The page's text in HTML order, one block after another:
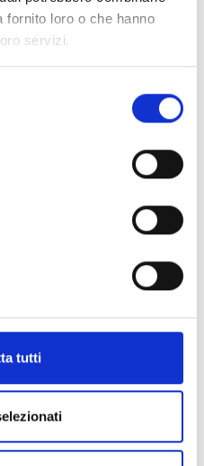
fornito loro o che hanno
servizi.
tutti